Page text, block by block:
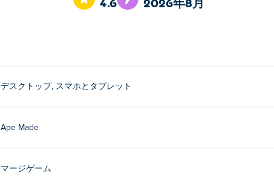
デスクトップ, スマホとタブレット
Ape Made
マージゲーム